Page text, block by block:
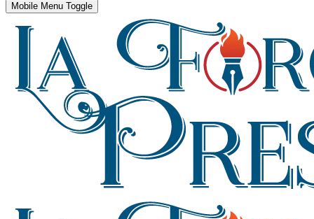
Mobile Menu Toggle